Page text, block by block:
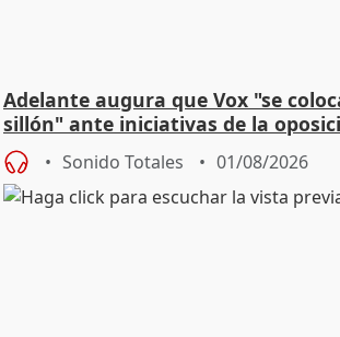
Adelante augura que Vox "se
sillón" ante iniciativas de la
Sonido Totales 01/08/2026